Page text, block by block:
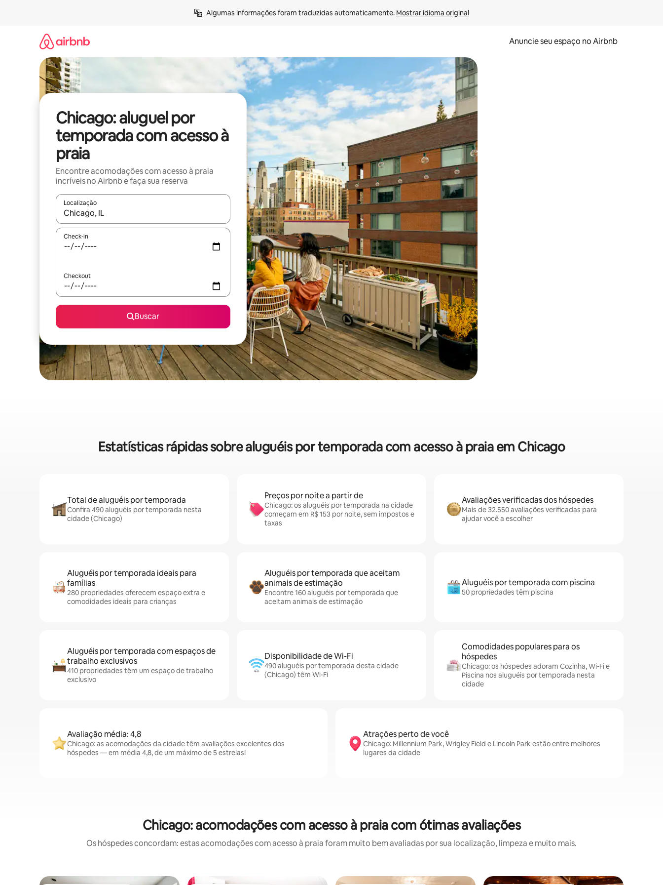
Algumas informações foram traduzidas automaticamente. Mostrar idioma original
Anuncie seu espaço no Airbnb
Chicago: aluguel por
temporada com acesso à
praia
Encontre acomodações com acesso à praia
incríveis no Airbnb e faça sua reserva
Localização
Quando os resultados estiverem disponíveis, explore-os usando as seta para cima e para baixo do teclado ou tocando e deslizando o dedo na tela.
Check-in
Checkout
Buscar
Estatísticas rápidas sobre aluguéis por temporada com acesso à praia em Chicago
Total de aluguéis por temporada
Confira 490 aluguéis por temporada nesta
cidade (Chicago)
Preços por noite a partir de
Chicago: os aluguéis por temporada na cidade
começam em R$ 153 por noite, sem impostos e
taxas
Avaliações verificadas dos hóspedes
Mais de 32.550 avaliações verificadas para
ajudar você a escolher
Aluguéis por temporada ideais para
famílias
280 propriedades oferecem espaço extra e
comodidades ideais para crianças
Aluguéis por temporada que aceitam
animais de estimação
Encontre 160 aluguéis por temporada que
aceitam animais de estimação
Aluguéis por temporada com piscina
50 propriedades têm piscina
Aluguéis por temporada com espaços de
trabalho exclusivos
410 propriedades têm um espaço de trabalho
exclusivo
Disponibilidade de Wi-Fi
490 aluguéis por temporada desta cidade
(Chicago) têm Wi-Fi
Comodidades populares para os
hóspedes
Chicago: os hóspedes adoram Cozinha, Wi-Fi e
Piscina nos aluguéis por temporada nesta
cidade
Avaliação média: 4,8
Chicago: as acomodações da cidade têm avaliações excelentes dos
hóspedes — em média 4,8, de um máximo de 5 estrelas!
Atrações perto de você
Chicago: Millennium Park, Wrigley Field e Lincoln Park estão entre melhores
lugares da cidade
Chicago: acomodações com acesso à praia com ótimas avaliações
Os hóspedes concordam: estas acomodações com acesso à praia foram muito bem avaliadas por sua localização, limpeza e muito mais.